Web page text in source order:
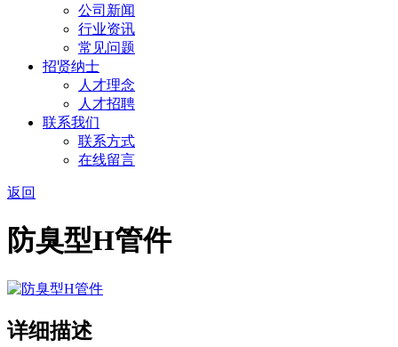
公司新闻
行业资讯
常见问题
招贤纳士
人才理念
人才招聘
联系我们
联系方式
在线留言
返回
防臭型H管件
详细描述